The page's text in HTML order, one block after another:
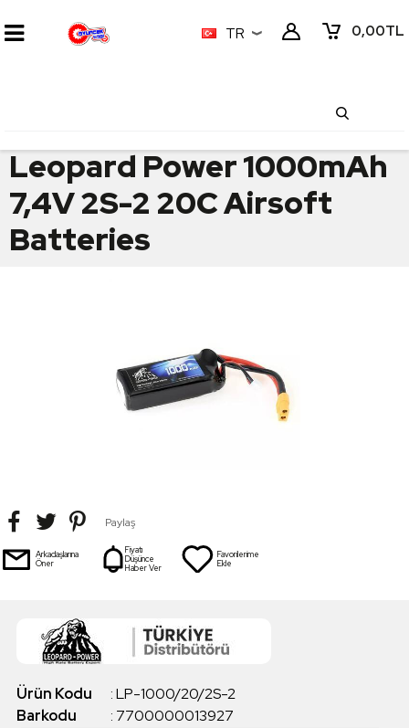
0,00TL
TR
Leopard Power 1000mAh
7,4V 2S-2 20C Airsoft
Batteries
Paylaş
Arkadaşlarına
Öner
Fiyatı
Düşünce
Haber Ver
Favorilerime
Ekle
Ürün Kodu :LP-1000/20/2S-2
Barkodu
: 7700000013927